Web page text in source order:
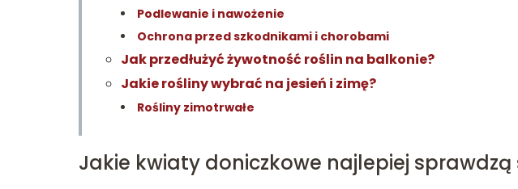
Podlewanie i nawożenie
Ochrona przed szkodnikami i chorobami
Jak przedłużyć żywotność roślin na balkonie?
Jakie rośliny wybrać na jesień i zimę?
Rośliny zimotrwałe
Jakie kwiaty doniczkowe najlepiej